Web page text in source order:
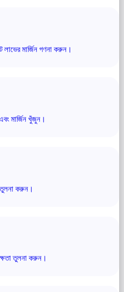
মার্জিন গণনা করুন।
মার্জিন খুঁজুন।
তুলনা করুন।
তুলনা করুন।